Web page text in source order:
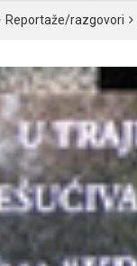
Reportaže/razgovori